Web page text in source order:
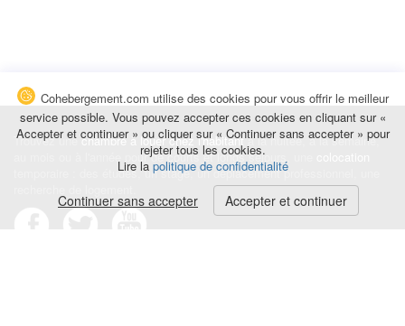
Trouvez unechambre à louer chez l'habitantà la nuitée, à la semaine,
au mois ou à l'année pour de courts et longs séjours, une
temporaire : des études, un stage, un déplacement professionnel, une
Cohebergement.com utilise des cookies pour vous offrir le meilleur
service possible. Vous pouvez accepter ces cookies en cliquant sur «
Accepter et continuer » ou cliquer sur « Continuer sans accepter » pour
rejeter tous les cookies.
Lire la politique de confidentialité
Continuer sans accepter Accepter et continuer